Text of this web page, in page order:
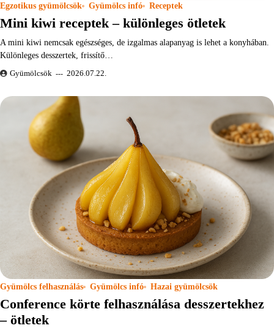
Egzotikus gyümölcsök Gyümölcs infó Receptek
Mini kiwi receptek – különleges ötletek
A mini kiwi nemcsak egészséges, de izgalmas alapanyag is lehet a konyhában.
Különleges desszertek, frissítő…
Gyümölcsök 2026.07.22.
Gyümölcs felhasználás Gyümölcs infó Hazai gyümölcsök
Conference körte felhasználása desszertekhez
– ötletek